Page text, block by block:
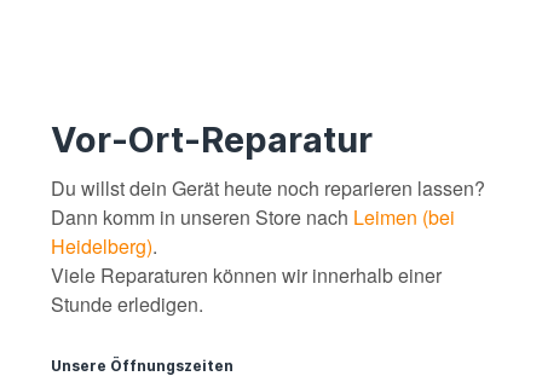
Vor-Ort-Reparatur
Du willst dein Gerät heute noch reparieren lassen?
Dann komm in unseren Store nach Leimen (bei
Heidelberg).
Viele Reparaturen können wir innerhalb einer
Stunde erledigen.
Unsere Öffnungszeiten